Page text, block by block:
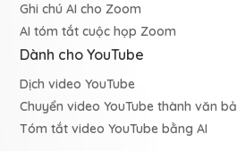
Ghi chú AI cho Zoom
AI tóm tắt cuộc họp Zoom
Dành cho YouTube
Dịch video YouTube
Chuyển video YouTube thành văn
Tóm tắt video YouTube bằng AI